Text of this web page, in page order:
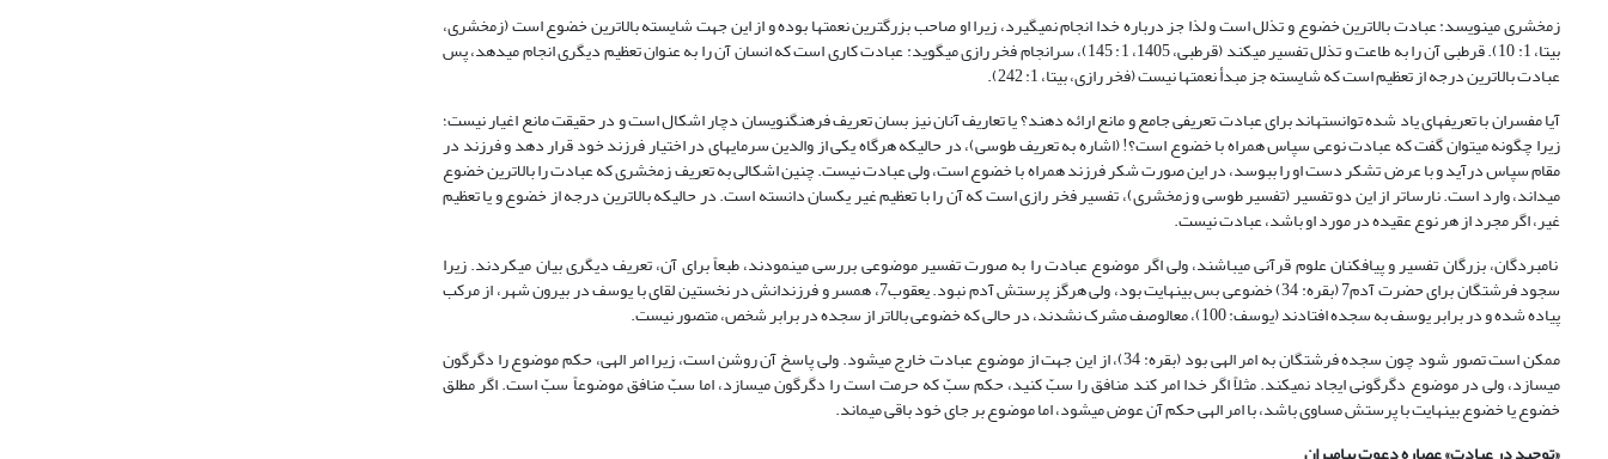
زمخشری می‏نویسد: عبادت بالاترین خضوع و تذلل است و لذا جز درباره خدا انجام نمی‏گیرد، زیرا او صاحب بزرگترین نعمت‏ها بوده و از این جهت شایسته بالاترین خضوع است (زمخشری،
بی‏تا، 1: 10). قرطبی آن را به طاعت و تذلل تفسیر می‏کند (قرطبی، 1405، 1: 145)، سرانجام فخر رازی می‏گوید: عبادت کاری است که انسان آن را به عنوان تعظیم دیگری انجام می‏دهد، پس
عبادت بالاترین درجه از تعظیم است که شایسته جز مبدأ نعمت‏ها نیست (فخر رازی، بی‏تا، 1: 242).
آیا مفسران با تعریف‏های یاد شده توانسته‏اند برای عبادت تعریفی جامع و مانع ارائه دهند؟ یا تعاریف آنان نیز بسان تعریف فرهنگ‏نویسان دچار اشکال است و در حقیقت مانع اغیار نیست؛
زیرا چگونه می‏توان گفت که عبادت نوعی سپاس همراه با خضوع است؟! (اشاره به تعریف طوسی)، در حالی‏که هرگاه یکی از والدین سرمایه‏ای در اختیار فرزند خود قرار دهد و فرزند در
مقام سپاس درآید و با عرض تشکر دست او را ببوسد، در این صورت شکر فرزند همراه با خضوع است، ولی عبادت نیست. چنین اشکالی به تعریف زمخشری که عبادت را بالاترین خضوع
می‏داند، وارد است. نارساتر از این دو تفسیر (تفسیر طوسی و زمخشری)، تفسیر فخر رازی است که آن را با تعظیم غیر یکسان دانسته است. در حالی‏که بالاترین درجه از خضوع و یا تعظیم
غیر، اگر مجرد از هر نوع عقیده در مورد او باشد، عبادت نیست.
نامبردگان، بزرگان تفسیر و پی‏افکنان علوم قرآنی می‏باشند، ولی اگر موضوع عبادت را به صورت تفسیر موضوعی بررسی می‏نمودند، طبعاً برای آن، تعریف دیگری بیان می‏کردند. زیرا
سجود فرشتگان برای حضرت آدم7 (بقره: 34) خضوعی بس بی‏نهایت بود، ولی هرگز پرستش آدم نبود. یعقوب7، همسر و فرزندانش در نخستین لقای با یوسف در بیرون شهر، از مرکب
پیاده شده و در برابر یوسف به سجده افتادند (یوسف: 100)، مع‏الوصف مشرک نشدند، در حالی که خضوعی بالاتر از سجده در برابر شخص، متصور نیست.
ممکن است تصور شود چون سجده فرشتگان به امر الهی بود (بقره: 34)، از این جهت از موضوع عبادت خارج می‏شود. ولی پاسخ آن روشن است، زیرا امر الهی، حکم موضوع را دگرگون
می‏سازد، ولی در موضوع دگرگونی ایجاد نمی‏کند. مثلاً اگر خدا امر کند منافق را سبّ کنید، حکم سبّ که حرمت است را دگرگون می‏سازد، اما سبّ منافق موضوعاً سبّ است. اگر مطلق
خضوع یا خضوع بی‏نهایت با پرستش مساوی باشد، با امر الهی حکم آن عوض می‏شود، اما موضوع بر جای خود باقی می‏ماند.